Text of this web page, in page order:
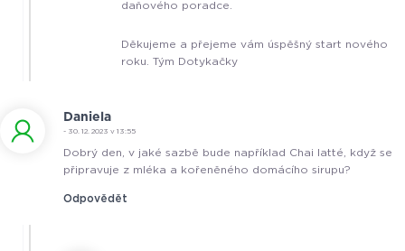
daňového poradce.
Děkujeme a přejeme vám úspěšný start nového
roku. Tým Dotykačky
Daniela
- 30. 12. 2023 v 13:55
Dobrý den, v jaké sazbě bude například Chai latté, když se
připravuje z mléka a kořeněného domácího sirupu?
Odpovědět